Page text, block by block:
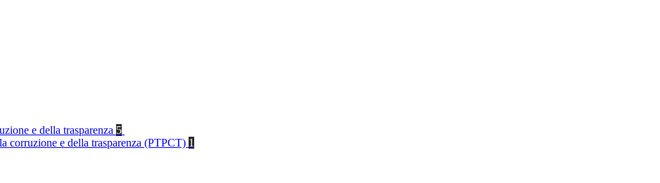
e della trasparenza 5
corruzione e della trasparenza (PTPCT) 1